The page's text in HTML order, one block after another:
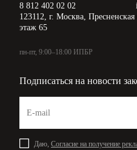
8 812 402 02 02
123112, г. Москва,
этаж 65
пн-пт, 9:00–18:00 ИПБР
Подписаться на новости
Даю, Согласие на получение